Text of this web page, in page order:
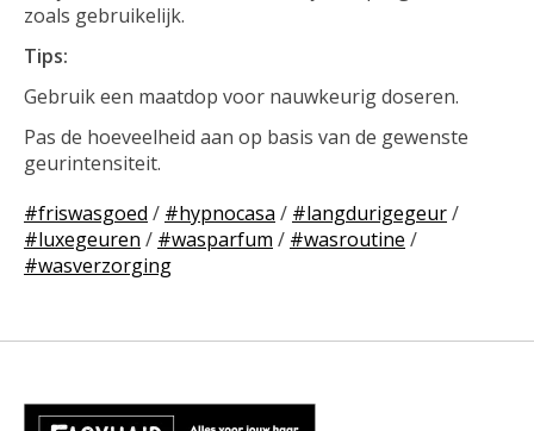
zoals gebruikelijk.
Tips:
Gebruik een maatdop voor nauwkeurig doseren.
Pas de hoeveelheid aan op basis van de gewenste
geurintensiteit.
#friswasgoed / #hypnocasa / #langdurigegeur/
#luxegeuren / #wasparfum / #wasroutine /
#wasverzorging